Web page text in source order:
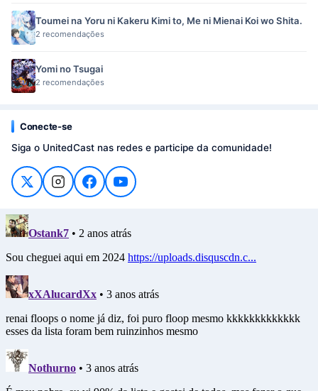
Toumei na Yoru ni Kakeru Kimi to, Me ni Mienai Koi wo Shita.
2 recomendações
Yomi no Tsugai
2 recomendações
Conecte-se
Siga o UnitedCast nas redes e participe da comunidade!